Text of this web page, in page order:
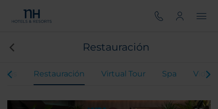
Restauración
Restauración Virtual Tour Spa Video